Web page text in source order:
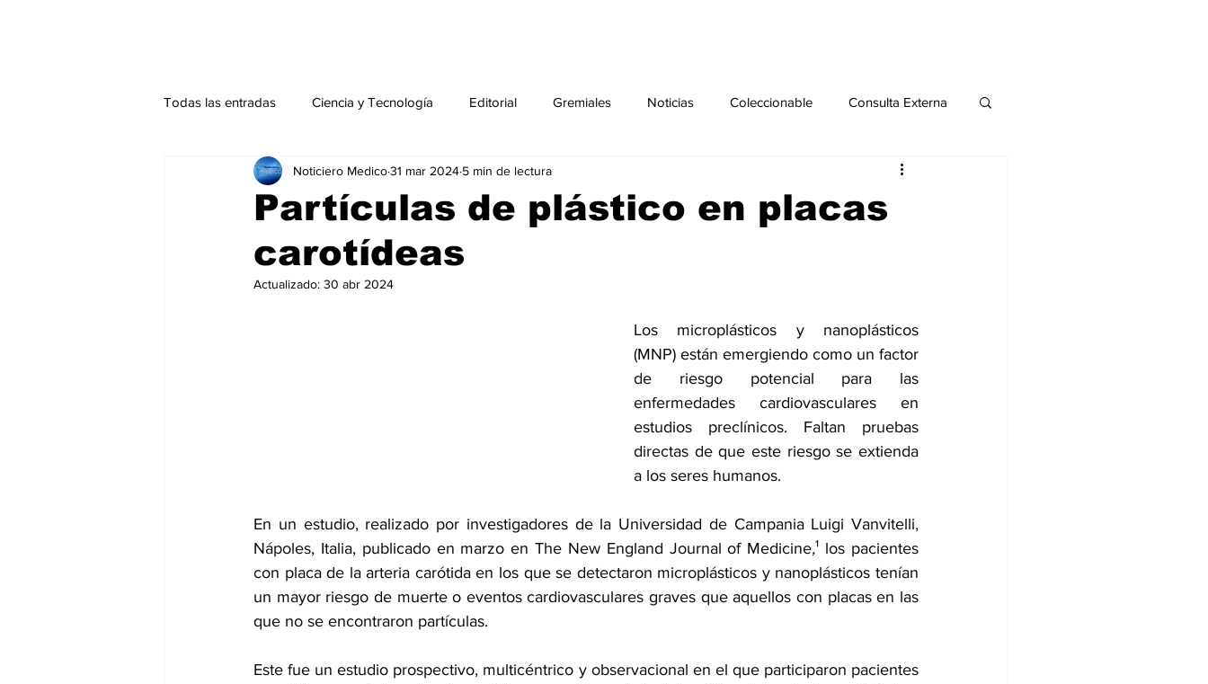
Todas las entradas Ciencia y Tecnología Editorial Gremiales Noticias Coleccionable Consulta Externa
Actualidad Salud Mental Agenda Sección especial Publicaciones
Endocrinología Actualidad especial
dia mundial de la diabetes
Partículas de plástico en placas
carotídeas
Noticiero Medico31 mar 2024 5 min de lectura
Actualizado: 30 abr 2024
Los microplásticos y nanoplásticos
(MNP) están emergiendo como un factor
de riesgo potencial para las
enfermedades cardiovasculares en
estudios preclínicos. Faltan pruebas
directas de que este riesgo se extienda
a los seres humanos.
En un estudio, realizado por investigadores de la Universidad de Campania Luigi Vanvitelli,
Nápoles, Italia, publicado en marzo en The New England Journal of Medicine,¹ los pacientes
con placa de la arteria carótida en los que se detectaron microplásticos y nanoplásticos tenían
un mayor riesgo de muerte o eventos cardiovasculares graves que aquellos con placas en las
que no se encontraron partículas.
Este fue un estudio prospectivo, multicéntrico y observacional en el que participaron pacientes